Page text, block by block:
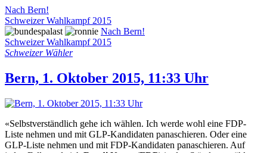
Nach Bern!
Schweizer Wahlkampf 2015
Nach Bern!
Schweizer Wahlkampf 2015
Schweizer Wähler
Bern, 1. Oktober 2015, 11:33 Uhr
«Selbstverständlich gehe ich wählen. Ich werde wohl eine FDP-
Liste nehmen und mit GLP-Kandidaten panaschieren. Oder eine
GLP-Liste nehmen und mit FDP-Kandidaten panaschieren. Auf